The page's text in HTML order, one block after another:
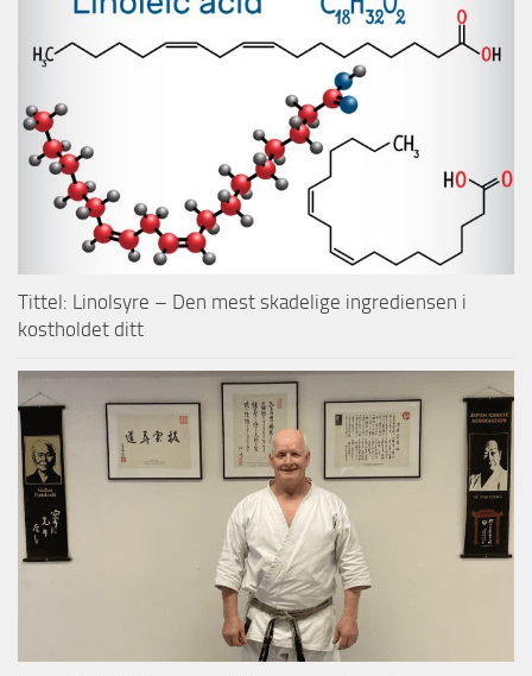
Tittel: Linolsyre – Den mest skadelige ingrediensen i
kostholdet ditt